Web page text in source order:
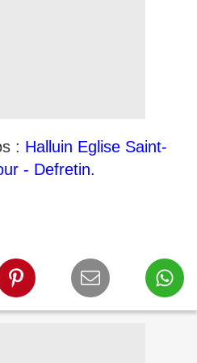
: Halluin Eglise Saint-
- Defretin.